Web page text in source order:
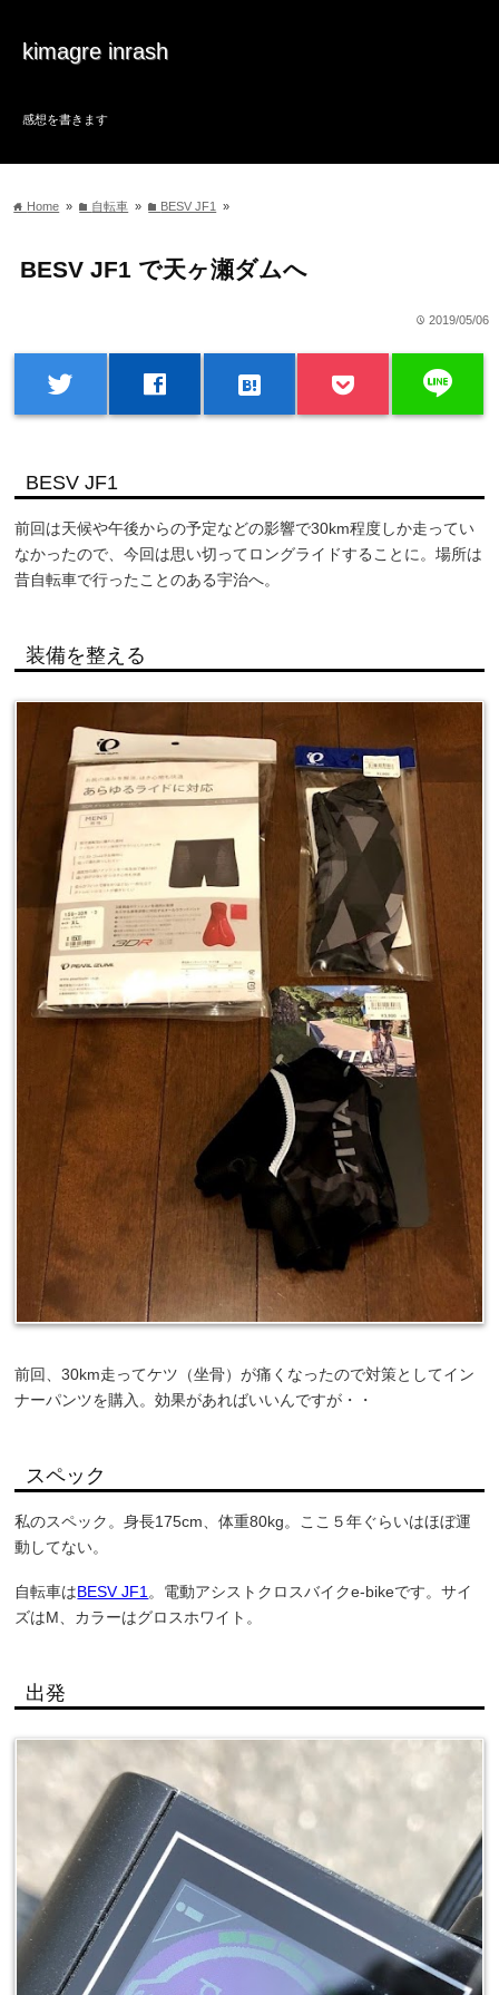
kimagre inrash
感想を書きます
home Home » folder 自転車 » folder BESV JF1 »
BESV JF1 で天ヶ瀬ダムへ
time 2019/05/06
twitter facebook hatenabookmark line
BESV JF1
前回は天候や午後からの予定などの影響で30km程度しか走ってい
なかったので、今回は思い切ってロングライドすることに。場所は
昔自転車で行ったことのある宇治へ。
装備を整える
前回、30km走ってケツ（坐骨）が痛くなったので対策としてイン
ナーパンツを購入。効果があればいいんですが・・
スペック
私のスペック。身長175cm、体重80kg。ここ５年ぐらいはほぼ運
動してない。
自転車はBESV JF1 。電動アシストクロスバイクe-bikeです。サイ
ズはM、カラーはグロスホワイト。
出発